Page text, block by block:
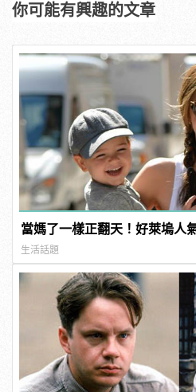
你可能有興趣的文章
當媽了一樣正翻天！好萊塢人
生活話題